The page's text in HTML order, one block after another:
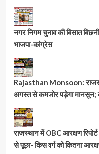
नगर निगम चुनाव की बिसात
भाजपा-कांग्रेस
Rajasthan Monsoon:
अगस्त से कमजोर पड़ेगा मानसून;
राजस्थान में OBC आरक्षण
से पूछा- किस वर्ग को कितना